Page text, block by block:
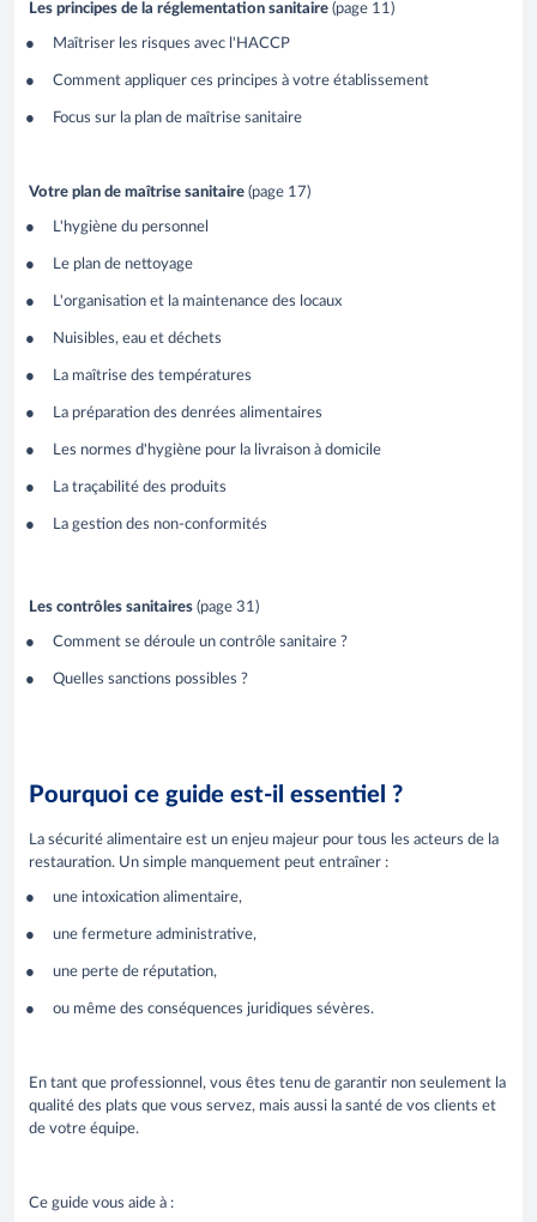
Les principes de la réglementation sanitaire (page 11)
Maîtriser les risques avec l'HACCP
Comment appliquer ces principes à votre établissement
Focus sur la plan de maîtrise sanitaire
Votre plan de maîtrise sanitaire (page 17)
L'hygiène du personnel
Le plan de nettoyage
L'organisation et la maintenance des locaux
Nuisibles, eau et déchets
La maîtrise des températures
La préparation des denrées alimentaires
Les normes d'hygiène pour la livraison à domicile
La traçabilité des produits
La gestion des non-conformités
Les contrôles sanitaires (page 31)
Comment se déroule un contrôle sanitaire ?
Quelles sanctions possibles ?
Pourquoi ce guide est-il essentiel ?
La sécurité alimentaire est un enjeu majeur pour tous les acteurs de la
restauration. Un simple manquement peut entraîner :
une intoxication alimentaire,
une fermeture administrative,
une perte de réputation,
ou même des conséquences juridiques sévères.
En tant que professionnel, vous êtes tenu de garantir non seulement la
qualité des plats que vous servez, mais aussi la santé de vos clients et
de votre équipe.
Ce guide vous aide à :